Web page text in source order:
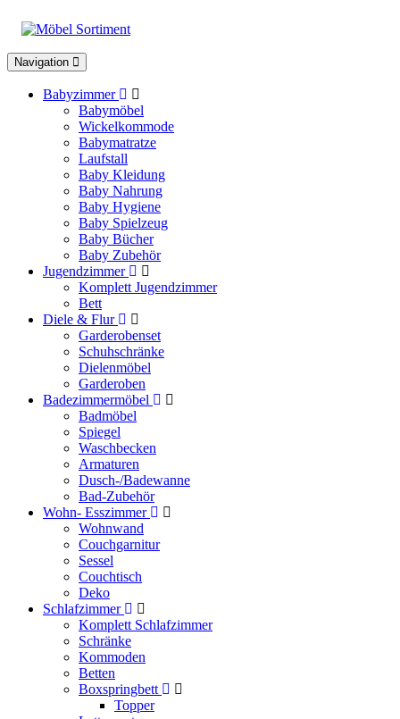
Toggle
navigation
Navigation
Babyzimmer
Babymöbel
Wickelkommode
Babymatratze
Laufstall
Baby Kleidung
Baby Nahrung
Baby Hygiene
Baby Spielzeug
Baby Bücher
Baby Zubehör
Jugendzimmer
Komplett Jugendzimmer
Bett
Diele & Flur
Garderobenset
Schuhschränke
Dielenmöbel
Garderoben
Badezimmermöbel
Badmöbel
Spiegel
Waschbecken
Armaturen
Dusch-/Badewanne
Bad-Zubehör
Wohn- Esszimmer
Wohnwand
Couchgarnitur
Sessel
Couchtisch
Deko
Schlafzimmer
Komplett Schlafzimmer
Schränke
Kommoden
Betten
Boxspringbett
Topper